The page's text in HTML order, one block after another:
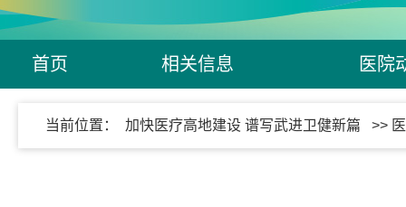
首页 相关信息 医院
当前位置： 加快医疗高地建设 谱写武进卫健新篇 >>